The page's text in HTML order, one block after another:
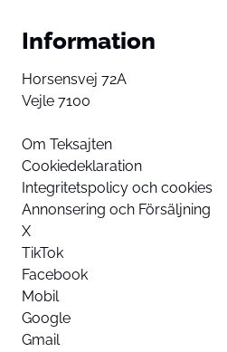
Information
Horsensvej 72A
Vejle 7100
Om Teksajten
Cookiedeklaration
Integritetspolicy och cookies
Annonsering och Försäljning
X
TikTok
Facebook
Mobil
Google
Gmail